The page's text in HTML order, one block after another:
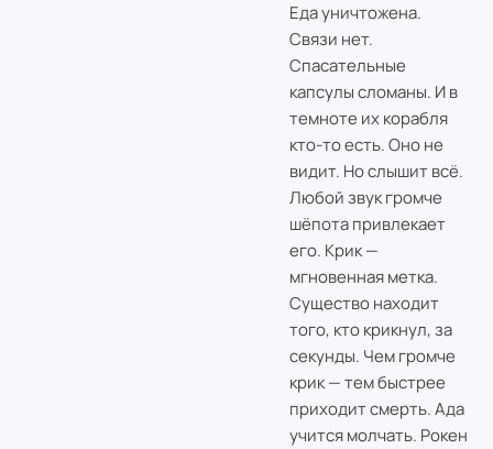
Еда уничтожена.
Связи нет.
Спасательные
капсулы сломаны. И в
темноте их корабля
кто-то есть. Оно не
видит. Но слышит всё.
Любой звук громче
шёпота привлекает
его. Крик —
мгновенная метка.
Существо находит
того, кто крикнул, за
секунды. Чем громче
крик — тем быстрее
приходит смерть. Ада
учится молчать. Рокен